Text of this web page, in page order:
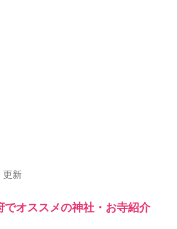
更新
でオススメの神社・お寺紹介